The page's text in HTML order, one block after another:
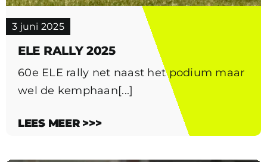
3 juni 2025
ELE RALLY 2025
60e ELE rally net naast het podium maar
wel de kemphaan[...]
LEES MEER >>>